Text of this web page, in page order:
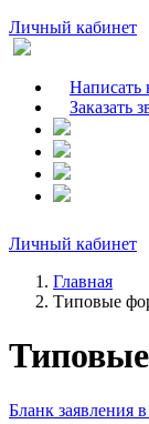
Личный кабинет
Написать
Заказать
Личный кабинет
Главная
Типовые
Бланк заявления